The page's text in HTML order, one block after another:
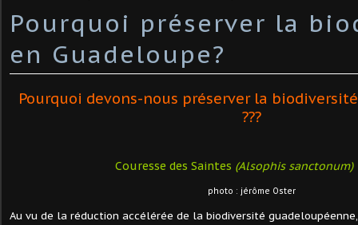
Pourquoi préserver la
en Guadeloupe?
Pourquoi devons-nous préserver la
???
Couresse des Saintes (Alsophis sanctonum)
photo : jérôme Oster
Au vu de la réduction accélérée de la biodiversité